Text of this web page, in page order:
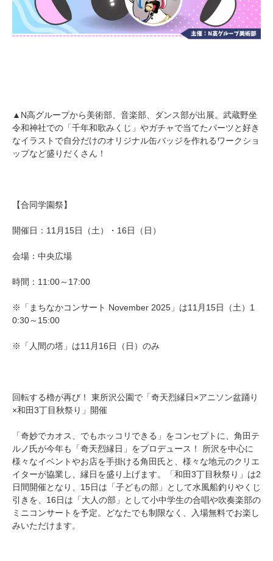
▲N高グループから美術部、音楽部、ダンス部が出展。武蔵野坐
令和神社での「千年和歌みくじ」やガチャで当てたパーツと好き
なイラストで自分だけのオリジナル缶バッジを作れるワークショ
ップなど盛りだくさん！
【合同学園祭】
開催日：11月15日（土）・16日（日）
会場：中央広場
時間：11:00～17:00
※「まちなかコンサート November 2025」は11月15日（土）1
0:30～15:00
※「人間の塔」は11月16日（日）のみ
回転する櫓が再び！ 東所沢公園で「奇天烈縁日×アニソン盆踊り
×和田3丁目秋祭り」開催
「奇妙でカオス、でもホッコリできる」をコンセプトに、角田テ
ルノ氏が今年も「奇天烈縁日」をプロデュース！ 所沢を中心に
様々なイベントやお店を手掛ける角田氏と、様々な地元のクリエ
イターが協業し、縁日を盛り上げます。「和田3丁目秋祭り」は2
日間開催となり、15日は「子どもの部」として水風船釣りやくじ
引きを、16日は「大人の部」として小中学生の合唱や吹奏楽部の
ミニコンサートを予定。どなたでも制限なく、入場無料でお楽し
みいただけます。